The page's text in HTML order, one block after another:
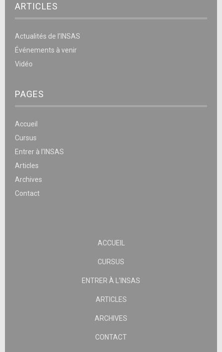
ARTICLES
Actualités de l’INSAS
Événements à venir
Vidéo
PAGES
Accueil
Cursus
Entrer à l’INSAS
Articles
Archives
Contact
ACCUEIL
CURSUS
ENTRER À L’INSAS
ARTICLES
ARCHIVES
CONTACT